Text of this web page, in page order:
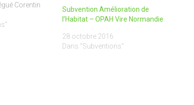
Corentin
de la
un
Subvention Amélioration de
l’Habitat – OPAH Vire Normandie
28 octobre 2016
Dans "Subventions"